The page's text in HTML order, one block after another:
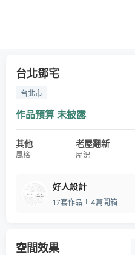
台北鄧宅
台北市
作品預算 未披露
其他
風格
老屋翻新
屋況
好人設計
17套作品
4篇開箱
空間效果